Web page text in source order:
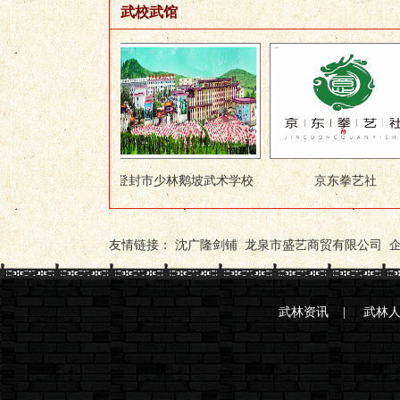
武校武馆
友情链接： 沈广隆剑铺 龙泉市盛艺商贸有限公司
武林资讯| 武林